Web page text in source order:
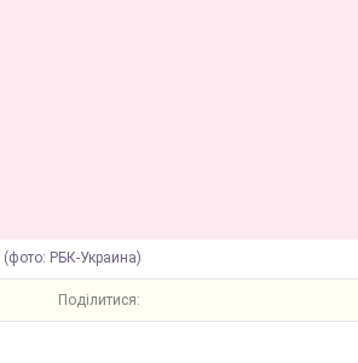
(фото: РБК-Украина)
Поділитися: